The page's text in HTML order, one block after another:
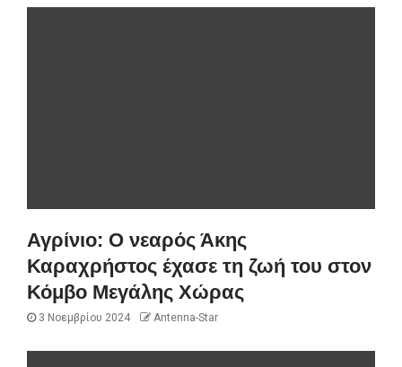
Αγρίνιο: Ο νεαρός Άκης
Καραχρήστος έχασε τη ζωή του στον
Κόμβο Μεγάλης Χώρας
3 Νοεμβρίου 2024 Antenna-Star